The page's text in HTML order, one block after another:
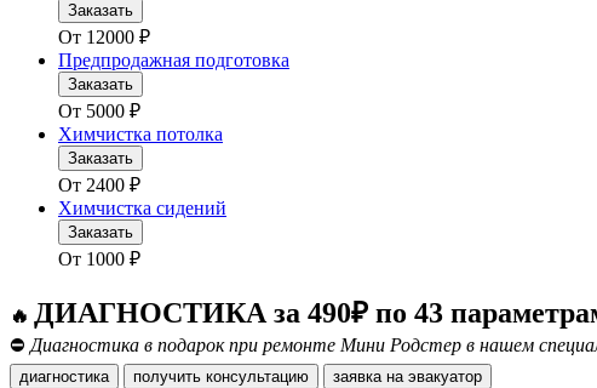
Заказать
От 12000 ₽
Предпродажная подготовка
Заказать
От 5000 ₽
Химчистка потолка
Заказать
От 2400 ₽
Химчистка сидений
Заказать
От 1000 ₽
🔥 ДИАГНОСТИКА за 490₽ по 43
⛔ Диагностика в подарок при ремонте Мини Родстер в нашем
диагностика получить консультацию заявка на эвакуатор